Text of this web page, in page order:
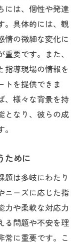
訣
メリット
利点
らす効果
資源活用
の事例紹介
期的利益
向けて
チェックポイ
には、個性や発達
。具体的には、観
情の微細な変化に
要です。また、
指導現場の情報を
トを提供できま
、様々な背景を持
となり、彼らの成
ために
題は多岐にわたり
ニーズに応じた指
力や柔軟な対応力
る問題や不安を理
常に重要です。こ